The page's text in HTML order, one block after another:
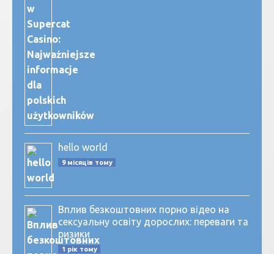
hello world
9 місяців тому
Вплив безкоштовних порно відео на
сексуальну освіту дорослих: переваги та
ризики
1 рік тому